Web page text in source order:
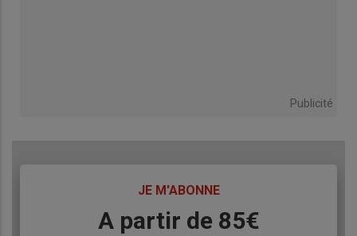
Publicité
JE M'ABONNE
A partir de 85€